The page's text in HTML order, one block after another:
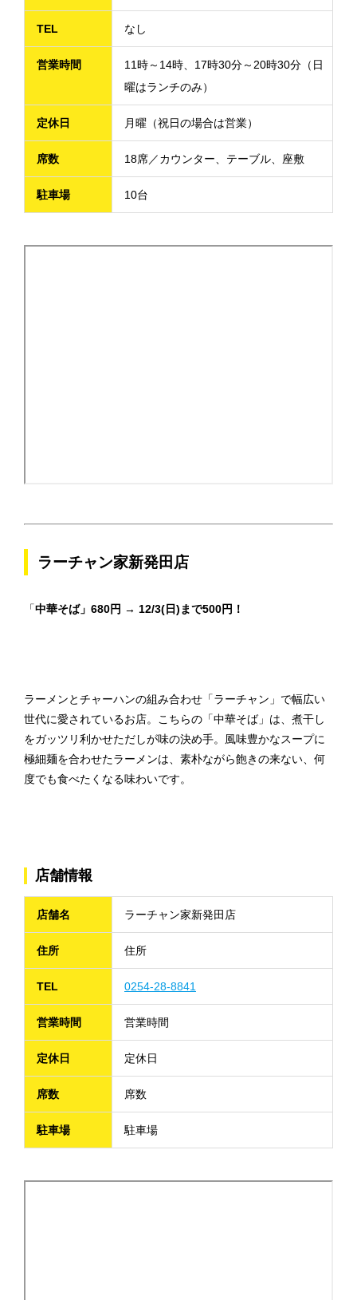
TEL なし
営業時間
11時～14時、17時30分～20時30分（日
曜はランチのみ）
定休日 月曜（祝日の場合は営業）
席数 18席／カウンター、テーブル、座敷
駐車場 10台
ラーチャン家新発田店
「中華そば」680円 → 12/3(日)まで500円！
ラーメンとチャーハンの組み合わせ「ラーチャン」で幅広い
世代に愛されているお店。こちらの「中華そば」は、煮干し
をガッツリ利かせただしが味の決め手。風味豊かなスープに
極細麺を合わせたラーメンは、素朴ながら飽きの来ない、何
度でも食べたくなる味わいです。
店舗情報
店舗名 ラーチャン家新発田店
住所 住所
TEL 0254-28-8841
営業時間 営業時間
定休日 定休日
席数 席数
駐車場 駐車場